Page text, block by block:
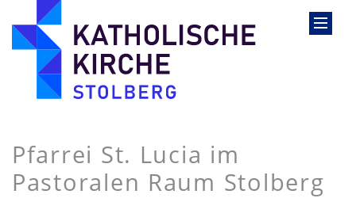
Pfarrei St. Lucia im
Pastoralen Raum Stolberg